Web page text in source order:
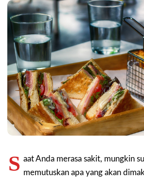
S aat Anda merasa sakit, mungkin
memutuskan apa yang akan